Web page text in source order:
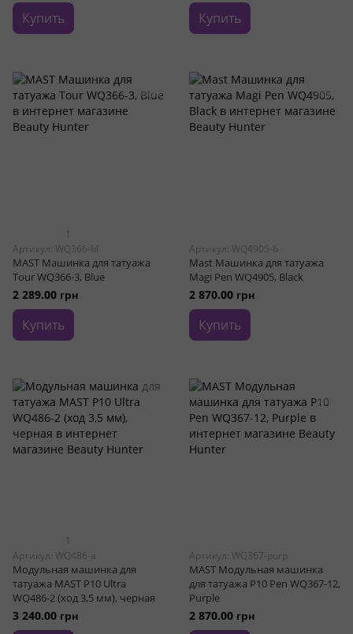
Купить Купить
1
Артикул: WQ366-bl
MAST Машинка для татуажа
Tour WQ366-3, Blue
2 289.00 грн
Купить
Артикул: WQ4905-b
Mast Машинка для татуажа
Magi Pen WQ4905, Black
2 870.00 грн
Купить
1
Артикул: WQ486-a
Модульная машинка для
татуажа MAST P10 Ultra
WQ486-2 (ход 3,5 мм), черная
3 240.00 грн
Артикул: WQ367-purp
MAST Модульная машинка
для татуажа P10 Pen WQ367-12,
Purple
2 870.00 грн